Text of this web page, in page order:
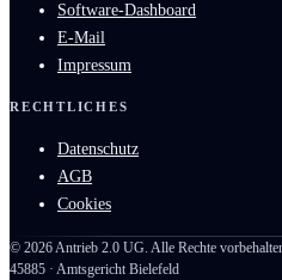
Software-Dashboard
E-Mail
Impressum
RECHTLICHES
Datenschutz
AGB
Cookies
© 2026Antrieb 2.0 UG. Alle Rechte
45885 · Amtsgericht Bielefeld